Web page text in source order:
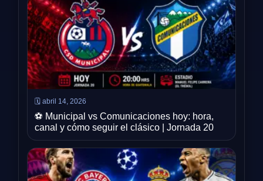
🗓️ abril 14, 2026
⚽ Municipal vs Comunicaciones hoy: hora,
canal y cómo seguir el clásico | Jornada 20